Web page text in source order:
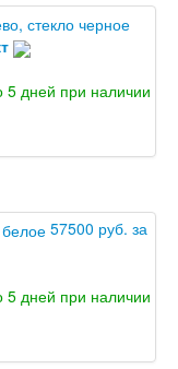
5 дней при наличии
57500 руб. за
5 дней при наличии